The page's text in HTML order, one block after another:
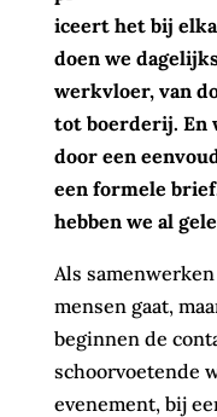
iceert het bij
doen we
werkvloer, van
tot boerderij. En
door een
een formele
hebben we al
Als
mensen gaat,
beginnen de
schoorvoetende
evenement, bij